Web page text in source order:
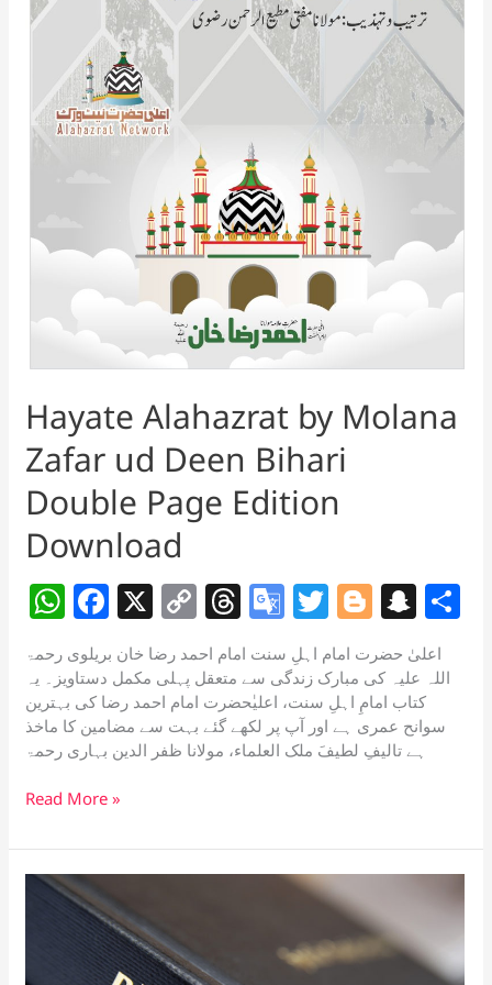
Hayate Alahazrat by Molana
Zafar ud Deen Bihari
Double Page Edition
Download
W
at
s
A
p
p
F
c
e
b
o
o
k
X C
o
p
y
Li
n
T
h
re
a
d
G
o
o
gl
e
n
sl
e
T
w
itt
er
Bl
g
g
er
S
n
a
p
c
اعلیٰ حضرت امام اہلِ سنت امام احمد رضا خان بریلوی رحمۃ
اللہ علیہ کی مبارک زندگی سے متعقل پہلی مکمل دستاویز۔ یہ
کتاب امامِ اہلِ سنت، اعلیٰحضرت امام احمد رضا کی بہترین
سوانح عمری ہے اور آپ پر لکھے گئے بہت سے مضامین کا ماخذ
ہے تالیفِ لطیفَ ملک العلماء، مولانا ظفر الدین بہاری رحمۃ
Hayate
by
Molana
Zafar
Read More »